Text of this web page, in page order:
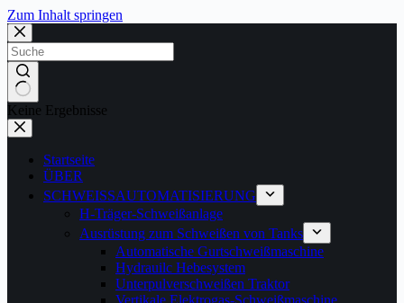
Zum Inhalt springen
Keine Ergebnisse
Startseite
ÜBER
SCHWEISSAUTOMATISIERUNG
H-Träger-Schweißanlage
Ausrüstung zum Schweißen von Tanks
Automatische Gurtschweißmaschine
Hydrauilc Hebesystem
Unterpulverschweißen Traktor
Vertikale Elektrogas-Schweißmaschine